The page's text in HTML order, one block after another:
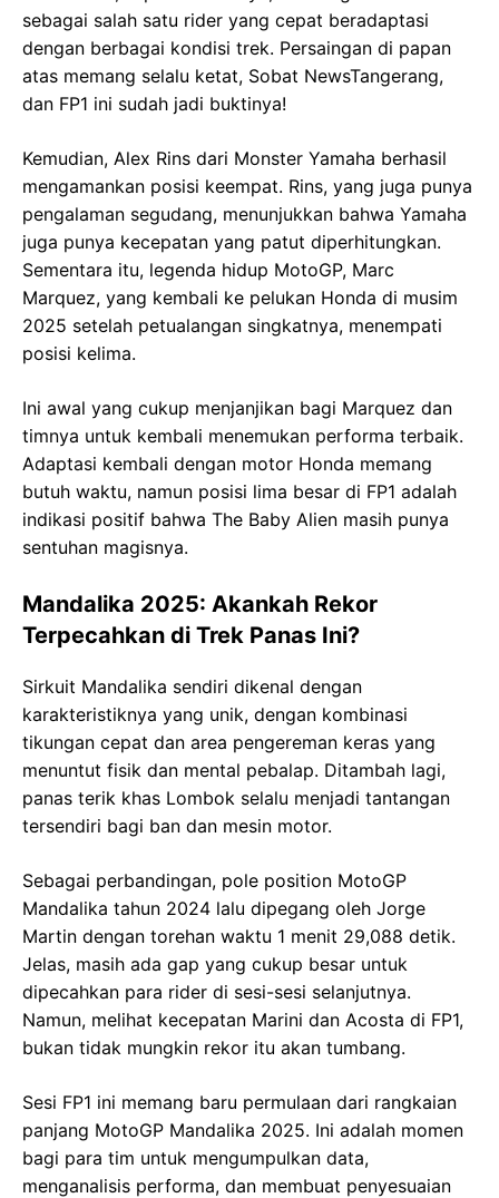
sebagai salah satu rider yang cepat beradaptasi
dengan berbagai kondisi trek. Persaingan di papan
atas memang selalu ketat, Sobat NewsTangerang,
dan FP1 ini sudah jadi buktinya!
Kemudian, Alex Rins dari Monster Yamaha berhasil
mengamankan posisi keempat. Rins, yang juga punya
pengalaman segudang, menunjukkan bahwa Yamaha
juga punya kecepatan yang patut diperhitungkan.
Sementara itu, legenda hidup MotoGP, Marc
Marquez, yang kembali ke pelukan Honda di musim
2025 setelah petualangan singkatnya, menempati
posisi kelima.
Ini awal yang cukup menjanjikan bagi Marquez dan
timnya untuk kembali menemukan performa terbaik.
Adaptasi kembali dengan motor Honda memang
butuh waktu, namun posisi lima besar di FP1 adalah
indikasi positif bahwa The Baby Alien masih punya
sentuhan magisnya.
Mandalika 2025: Akankah Rekor
Terpecahkan di Trek Panas Ini?
Sirkuit Mandalika sendiri dikenal dengan
karakteristiknya yang unik, dengan kombinasi
tikungan cepat dan area pengereman keras yang
menuntut fisik dan mental pebalap. Ditambah lagi,
panas terik khas Lombok selalu menjadi tantangan
tersendiri bagi ban dan mesin motor.
Sebagai perbandingan, pole position MotoGP
Mandalika tahun 2024 lalu dipegang oleh Jorge
Martin dengan torehan waktu 1 menit 29,088 detik.
Jelas, masih ada gap yang cukup besar untuk
dipecahkan para rider di sesi-sesi selanjutnya.
Namun, melihat kecepatan Marini dan Acosta di FP1,
bukan tidak mungkin rekor itu akan tumbang.
Sesi FP1 ini memang baru permulaan dari rangkaian
panjang MotoGP Mandalika 2025. Ini adalah momen
bagi para tim untuk mengumpulkan data,
menganalisis performa, dan membuat penyesuaian